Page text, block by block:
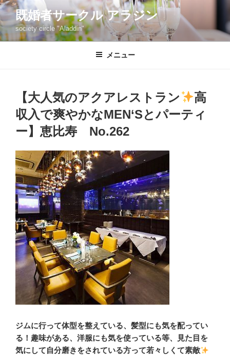
コ
ン
テ
ン
既婚者サークル アラジン
society circle "Aladdin"
メニュー
【大人気のアクアレストラン
高
収入で爽やかなMEN‘Sとパーティ
ー】恵比寿 No.262
ジムに行って体型を整えている、髪型にも気を配ってい
る！趣味がある、洋服にも気を使っている等、見た目を
気にして自分磨きをされている方って若々しくて素敵